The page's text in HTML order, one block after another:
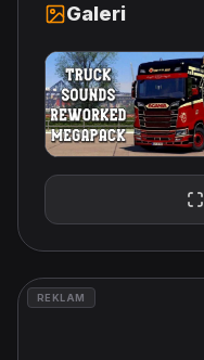
Galeri
REKLAM